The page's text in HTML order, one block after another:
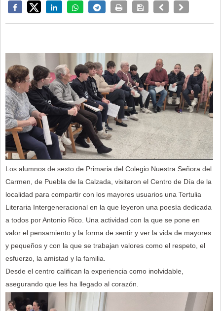
Los alumnos de sexto de Primaria del Colegio Nuestra Señora del
Carmen, de Puebla de la Calzada, visitaron el Centro de Día de la
localidad para compartir con los mayores usuarios una Tertulia
Literaria Intergeneracional en la que leyeron una poesía dedicada
a todos por Antonio Rico. Una actividad con la que se pone en
valor el pensamiento y la forma de sentir y ver la vida de mayores
y pequeños y con la que se trabajan valores como el respeto, el
esfuerzo, la amistad y la familia.
Desde el centro califican la experiencia como inolvidable,
asegurando que les ha llegado al corazón.